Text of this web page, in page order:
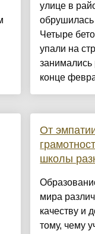
улице в
Четыре
упали на
занимались
конце
От
школы
мира
качеству и
тому, чему